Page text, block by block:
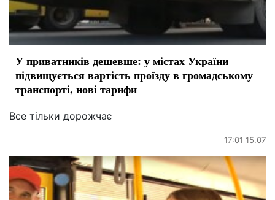
У приватників дешевше: у містах України
підвищується вартість проїзду в громадському
транспорті, нові тарифи
Все тільки дорожчає
17:01 15.07